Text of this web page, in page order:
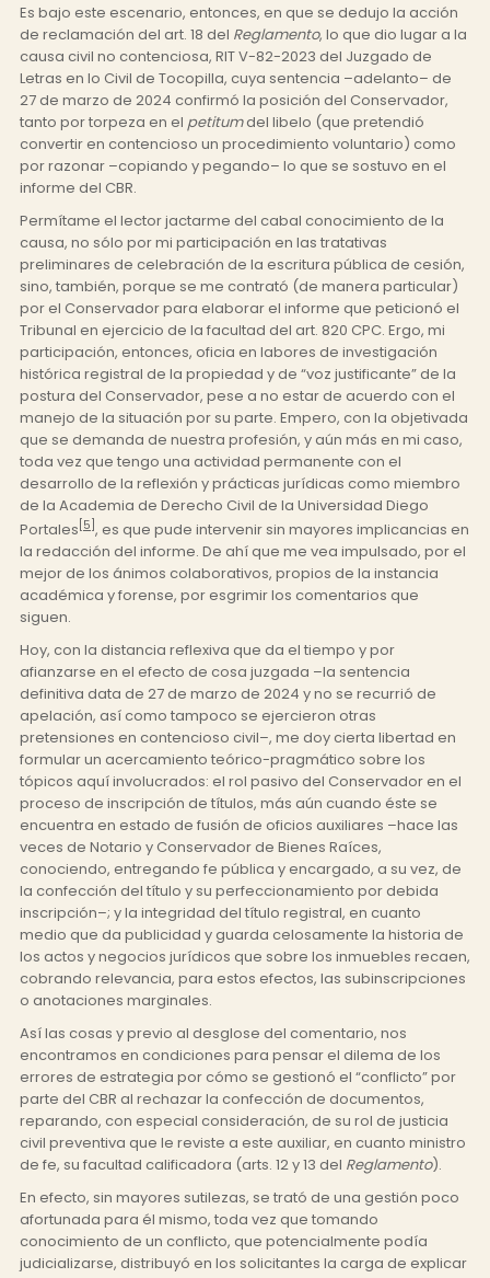
Es bajo este escenario, entonces, en que se dedujo la acción
de reclamación del art. 18 del Reglamento, lo que dio lugar a la
causa civil no contenciosa, RIT V-82-2023 del Juzgado de
Letras en lo Civil de Tocopilla, cuya sentencia –adelanto– de
27 de marzo de 2024 confirmó la posición del Conservador,
tanto por torpeza en el petitumdel libelo (que pretendió
convertir en contencioso un procedimiento voluntario) como
por razonar –copiando y pegando– lo que se sostuvo en el
informe del CBR.
Permítame el lector jactarme del cabal conocimiento de la
causa, no sólo por mi participación en las tratativas
preliminares de celebración de la escritura pública de cesión,
sino, también, porque se me contrató (de manera particular)
por el Conservador para elaborar el informe que peticionó el
Tribunal en ejercicio de la facultad del art. 820 CPC. Ergo, mi
participación, entonces, oficia en labores de investigación
histórica registral de la propiedad y de “voz justificante” de la
postura del Conservador, pese a no estar de acuerdo con el
manejo de la situación por su parte. Empero, con la objetivada
que se demanda de nuestra profesión, y aún más en mi caso,
toda vez que tengo una actividad permanente con el
desarrollo de la reflexión y prácticas jurídicas como miembro
de la Academia de Derecho Civil de la Universidad Diego
Portales [5], es que pude intervenir sin mayores implicancias en
la redacción del informe. De ahí que me vea impulsado, por el
mejor de los ánimos colaborativos, propios de la instancia
académica y forense, por esgrimir los comentarios que
siguen.
Hoy, con la distancia reflexiva que da el tiempo y por
afianzarse en el efecto de cosa juzgada –la sentencia
definitiva data de 27 de marzo de 2024 y no se recurrió de
apelación, así como tampoco se ejercieron otras
pretensiones en contencioso civil–, me doy cierta libertad en
formular un acercamiento teórico-pragmático sobre los
tópicos aquí involucrados: el rol pasivo del Conservador en el
proceso de inscripción de títulos, más aún cuando éste se
encuentra en estado de fusión de oficios auxiliares –hace las
veces de Notario y Conservador de Bienes Raíces,
conociendo, entregando fe pública y encargado, a su vez, de
la confección del título y su perfeccionamiento por debida
inscripción–; y la integridad del título registral, en cuanto
medio que da publicidad y guarda celosamente la historia de
los actos y negocios jurídicos que sobre los inmuebles recaen,
cobrando relevancia, para estos efectos, las subinscripciones
o anotaciones marginales.
Así las cosas y previo al desglose del comentario, nos
encontramos en condiciones para pensar el dilema de los
errores de estrategia por cómo se gestionó el “conflicto” por
parte del CBR al rechazar la confección de documentos,
reparando, con especial consideración, de su rol de justicia
civil preventiva que le reviste a este auxiliar, en cuanto ministro
de fe, su facultad calificadora (arts. 12 y 13 del Reglamento).
En efecto, sin mayores sutilezas, se trató de una gestión poco
afortunada para él mismo, toda vez que tomando
conocimiento de un conflicto, que potencialmente podía
judicializarse, distribuyó en los solicitantes la carga de explicar